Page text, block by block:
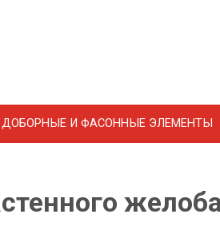
ДОБОРНЫЕ И ФАСОННЫЕ ЭЛЕМЕНТЫ